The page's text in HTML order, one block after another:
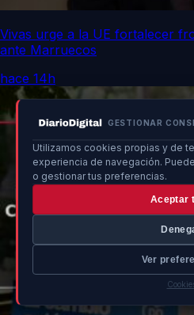
GESTIONAR
Utilizamos cookies propias y de
experiencia de navegación.
o gestionar tus preferencias.
Aceptar
Ver
Vivas urge a la UE fortalecer
ante Marruecos
hace 14h